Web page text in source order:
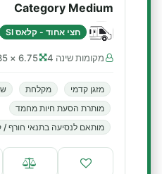
Category Medium
חצי אחוד - קלאס SI
מקומות שינה 4 6.75 × 2.35 m
מזגן קדמי מקלחת
מותרת הסעת חיות מחמד
מותאם לנסיעה בתנאי חורף /